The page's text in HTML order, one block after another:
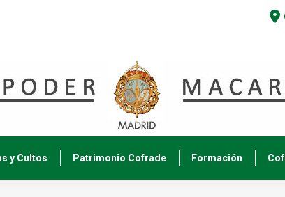
y Cultos Patrimonio Cofrade Formación